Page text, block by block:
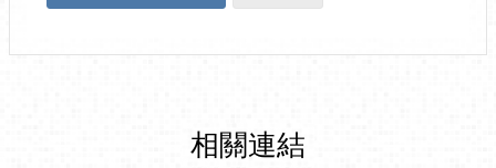
相關連結